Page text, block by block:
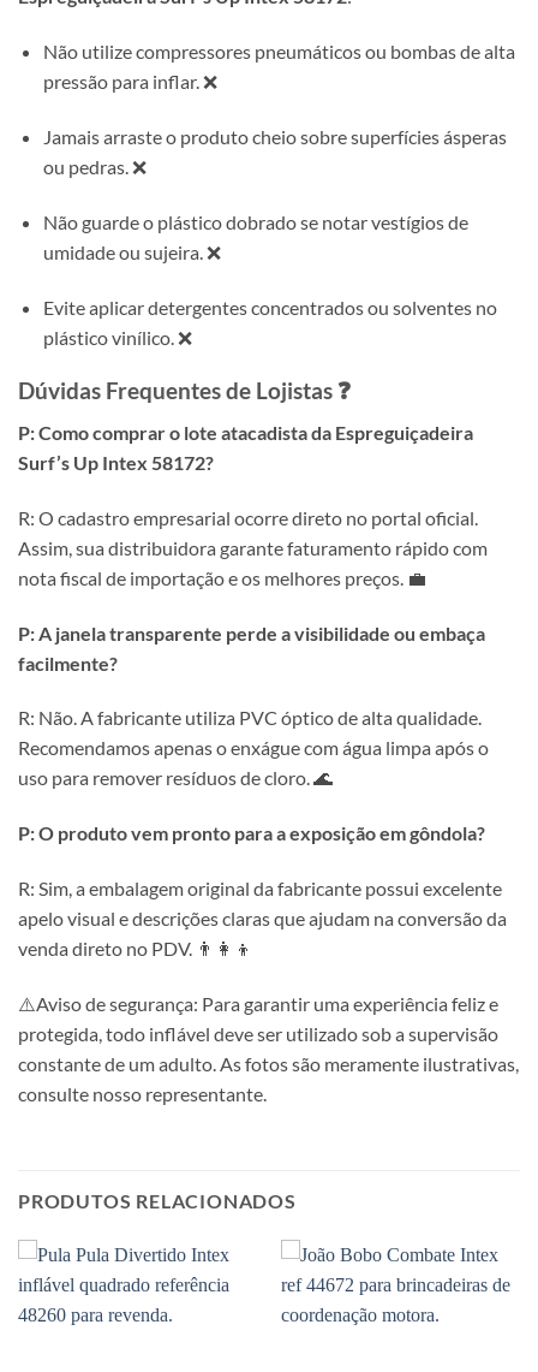
Não utilize compressores pneumáticos ou bombas de alta
pressão para inflar. ❌
Jamais arraste o produto cheio sobre superfícies ásperas
ou pedras. ❌
Não guarde o plástico dobrado se notar vestígios de
umidade ou sujeira. ❌
Evite aplicar detergentes concentrados ou solventes no
plástico vinílico. ❌
Dúvidas Frequentes de Lojistas ❓
P: Como comprar o lote atacadista da Espreguiçadeira
Surf’s Up Intex 58172?
R: O cadastro empresarial ocorre direto no portal oficial.
Assim, sua distribuidora garante faturamento rápido com
nota fiscal de importação e os melhores preços. 💼
P: A janela transparente perde a visibilidade ou embaça
facilmente?
R: Não. A fabricante utiliza PVC óptico de alta qualidade.
Recomendamos apenas o enxágue com água limpa após o
uso para remover resíduos de cloro. 🌊
P: O produto vem pronto para a exposição em gôndola?
R: Sim, a embalagem original da fabricante possui excelente
apelo visual e descrições claras que ajudam na conversão da
venda direto no PDV. 👨‍👩‍👦
⚠️Aviso de segurança: Para garantir uma experiência feliz e
protegida, todo inflável deve ser utilizado sob a supervisão
constante de um adulto. As fotos são meramente ilustrativas,
consulte nosso representante.
PRODUTOS RELACIONADOS